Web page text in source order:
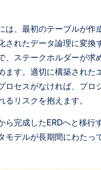
は、最初のテーブルが
されたデータ論理に変
、ステークホルダーが
ます。適切に構築され
ロセスがなければ、プ
リスクを抱えます。
ら完成したERDへと移
モデルが長期間にわた